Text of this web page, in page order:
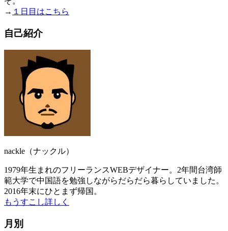
→ １日目はこちら
自己紹介
nackle（ナックル）
1979年生まれのフリーランスWEBデザイナー。2年間台湾師
範大学で中国語を勉強しながらだらだら暮らしていました。
2016年末にひとまず帰国。
もうすこし詳しく
月別